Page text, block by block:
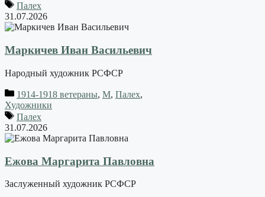
Палех
31.07.2026
Маркичев Иван Васильевич
Народный художник РСФСР
1914-1918 ветераны, М, Палех,
Художники
Палех
31.07.2026
Ежова Маргарита Павловна
Заслуженный художник РСФСР